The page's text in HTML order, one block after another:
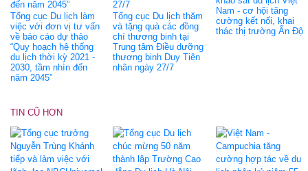
Tổng cục Du lịch làm
việc với đơn vị tư vấn
về báo cáo dự thảo
“Quy hoạch hệ thống
du lịch thời kỳ 2021 -
2030, tầm nhìn đến
năm 2045”
Tổng cục Du lịch thăm
và tặng quà các đồng
chí thương binh tại
Trung tâm Điều dưỡng
thương binh Duy Tiên
nhân ngày 27/7
Nam - cơ hội tăng
cường kết nối, khai
thác thị trường Ấn Độ
TIN CŨ HƠN